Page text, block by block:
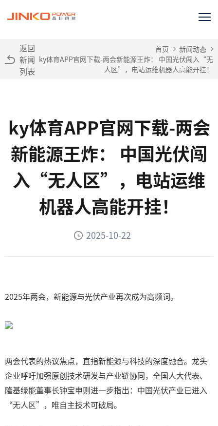
返回
新闻
列表
首页
新闻动态
ky体育APP官网下载-两会新能源王炸： 中国光伏闯入“无
人区”，电站运维机器人高能开挂！
ky体育APP官网下载-两会
新能源王炸： 中国光伏闯
入“无人区”，电站运维
机器人高能开挂！
2025-10-22
2025年两会，新能源与光伏产业再次成为高频词。
两会代表的热议焦点，直指新能源与科技的深度融合。龙头
企业呼吁加强原创技术研发与产业链协同，全国人大代表、
隆基绿能董事长钟宝申则进一步指出：中国光伏产业已进入
“无人区”，唯自主技术可破局。